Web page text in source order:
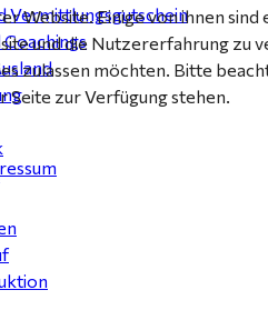
Vermittlungsgutschein
Website. Einige von ihnen
und die Nutzererfahrung zu
zulassen möchten. Bitte
zur Verfügung stehen.